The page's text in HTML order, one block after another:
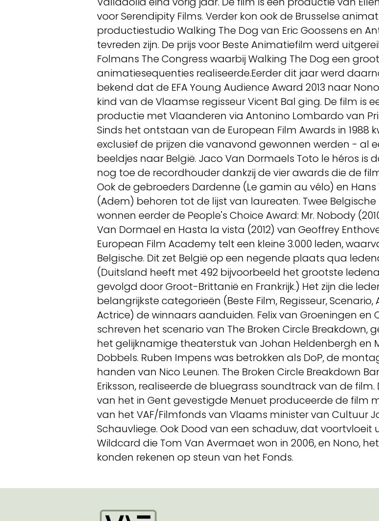
voor Serendipity Films. Verder kon ook de Brusselse
productiestudio Walking The Dog van Eric Goossens en
tevreden zijn. De prijs voor Beste Animatiefilm werd
Folmans The Congress waarbij Walking The Dog een
animatiesequenties realiseerde.Eerder dit jaar werd
bekend dat de EFA Young Audience Award 2013 naar
kind van de Vlaamse regisseur Vicent Bal ging. De film is
productie met Vlaanderen via Antonino Lombardo van
Sinds het ontstaan van de European Film Awards in 1988
exclusief de prijzen die vanavond gewonnen werden - al
beeldjes naar België. Jaco Van Dormaels Toto le héros is
nog toe de recordhouder dankzij de vier awards die de film
Ook de gebroeders Dardenne (Le gamin au vélo) en Hans
(Adem) behoren tot de lijst van laureaten. Twee Belgische
wonnen eerder de People's Choice Award: Mr. Nobody
Van Dormael en Hasta la vista (2012) van Geoffrey
European Film Academy telt een kleine 3.000 leden,
Belgische. Dit zet België op een negende plaats qua
(Duitsland heeft met 492 bijvoorbeeld het grootste
gevolgd door Groot-Brittanië en Frankrijk.) Het zijn die
belangrijkste categorieën (Beste Film, Regisseur, Scenario,
Actrice) de winnaars aanduiden. Felix van Groeningen en
schreven het scenario van The Broken Circle Breakdown,
het gelijknamige theaterstuk van Johan Heldenbergh en
Dobbels. Ruben Impens was betrokken als DoP, de
handen van Nico Leunen. The Broken Circle Breakdown
Eriksson, realiseerde de bluegrass soundtrack van de film.
van het in Gent gevestigde Menuet produceerde de film
van het VAF/Filmfonds van Vlaams minister van Cultuur
Schauvliege. Ook Dood van een schaduw, dat voortvloeit
Wildcard die Tom Van Avermaet won in 2006, en Nono,
konden rekenen op steun van het Fonds.